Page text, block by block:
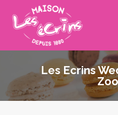
Les Ecrins